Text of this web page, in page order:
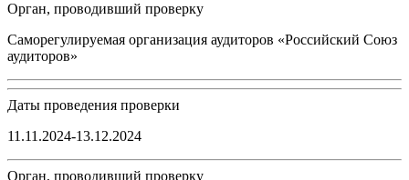
Орган, проводивший проверку
Саморегулируемая организация аудиторов «Российский Союз
аудиторов»
Даты проведения проверки
11.11.2024-13.12.2024
Орган, проводивший проверку